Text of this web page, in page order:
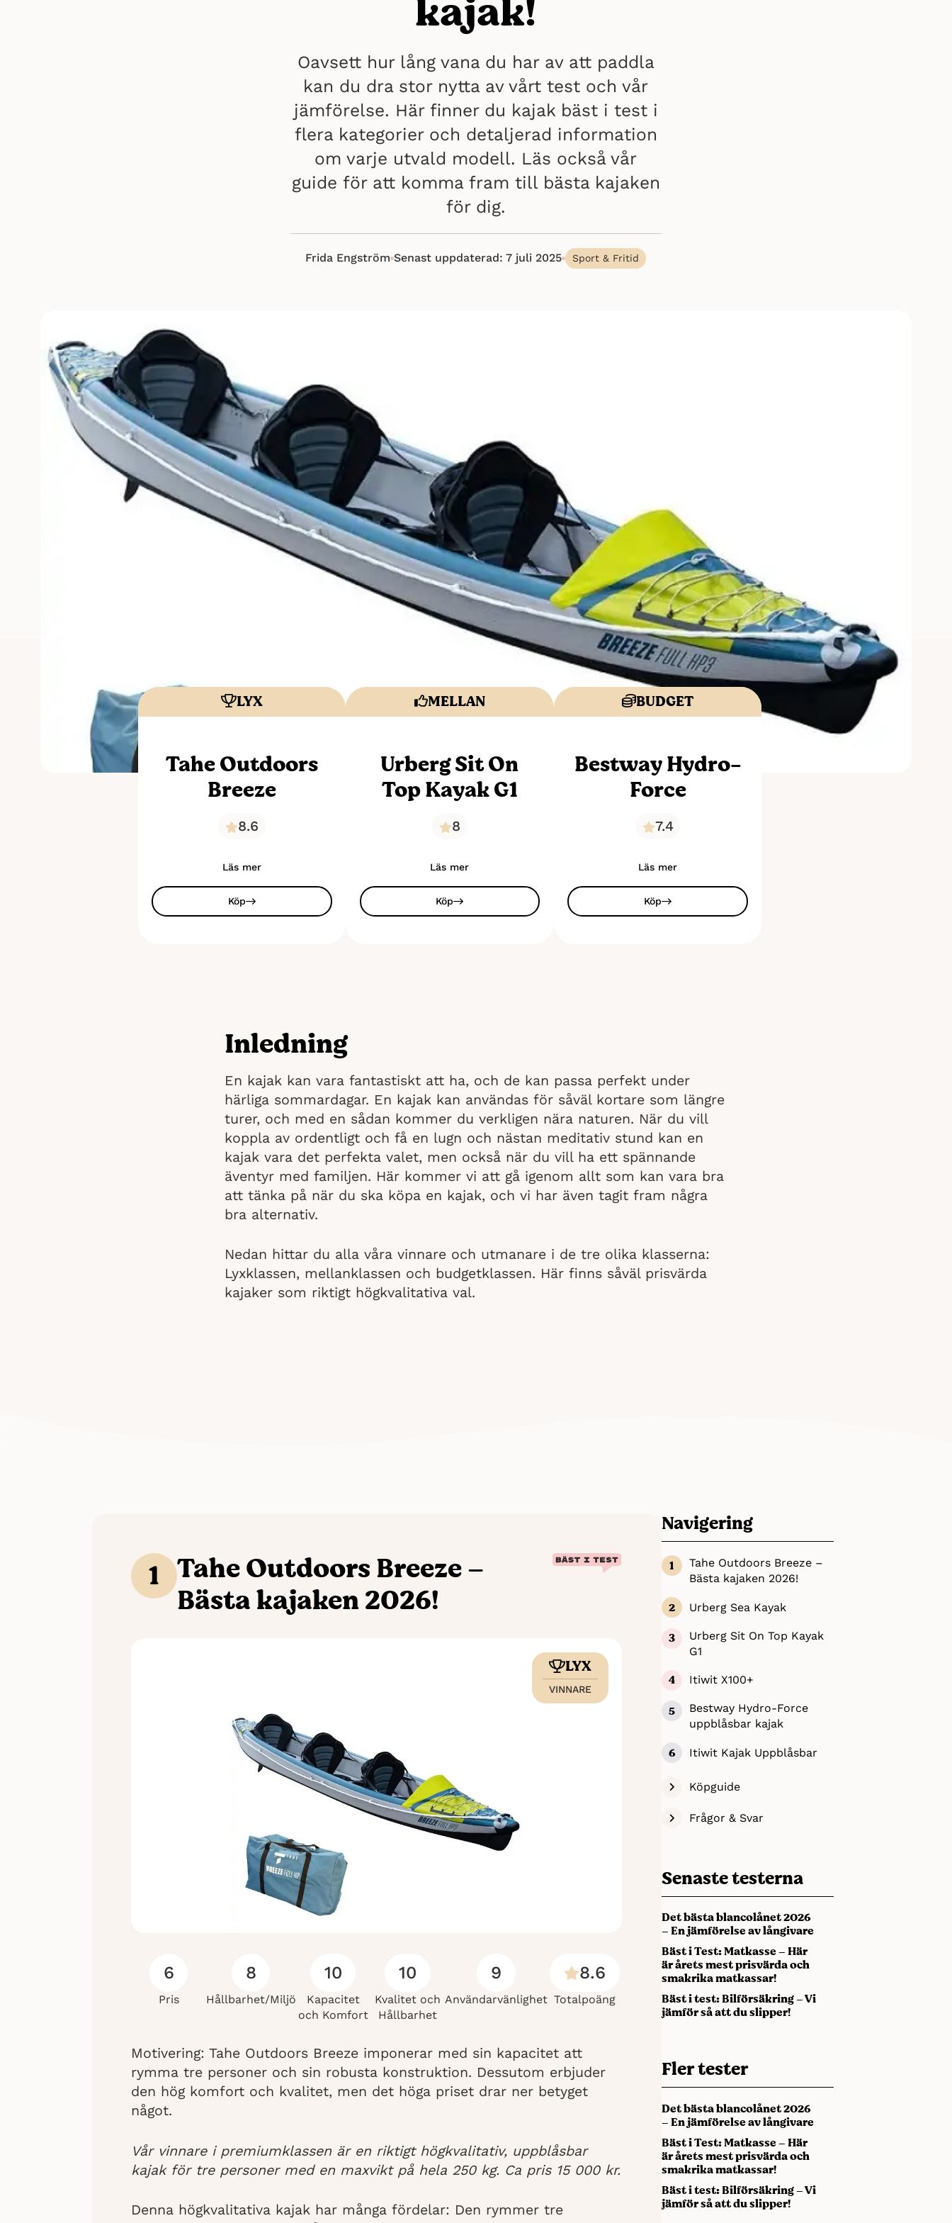
Oavsett hur lång vana du har av att paddla
kan du dra stor nytta av vårt test och vår
jämförelse. Här finner du kajak bäst i test i
flera kategorier och detaljerad information
om varje utvald modell. Läs också vår
guide för att komma fram till bästa kajaken
för dig.
Frida Engström Senast uppdaterad: 7 juli 2025 Sport & Fritid
LYX
Tahe Outdoors
Breeze
8.6
Läs mer
Köp
MELLAN
Urberg Sit On
Top Kayak G1
8
Läs mer
Köp
BUDGET
Bestway Hydro-
Force
7.4
Läs mer
Köp
Inledning
En kajak kan vara fantastiskt att ha, och de kan passa perfekt under
härliga sommardagar. En kajak kan användas för såväl kortare som längre
turer, och med en sådan kommer du verkligen nära naturen. När du vill
koppla av ordentligt och få en lugn och nästan meditativ stund kan en
kajak vara det perfekta valet, men också när du vill ha ett spännande
äventyr med familjen. Här kommer vi att gå igenom allt som kan vara bra
att tänka på när du ska köpa en kajak, och vi har även tagit fram några
bra alternativ.
Nedan hittar du alla våra vinnare och utmanare i de tre olika klasserna:
Lyxklassen, mellanklassen och budgetklassen. Här finns såväl prisvärda
kajaker som riktigt högkvalitativa val.
1 Tahe Outdoors Breeze –
Bästa kajaken 2026!
LYX
VINNARE
6
Pris
8
Hållbarhet/Miljö
10
Kapacitet
och Komfort
10
Kvalitet och
Hållbarhet
9
Användarvänlighet
8.6
Totalpoäng
Motivering: Tahe Outdoors Breeze imponerar med sin kapacitet att
rymma tre personer och sin robusta konstruktion. Dessutom erbjuder
den hög komfort och kvalitet, men det höga priset drar ner betyget
något.
Vår vinnare i premiumklassen är en riktigt högkvalitativ, uppblåsbar
kajak för tre personer med en maxvikt på hela 250 kg. Ca pris 15 000 kr.
Denna högkvalitativa kajak har många fördelar: Den rymmer tre
Navigering
Tahe Outdoors Breeze –
Bästa kajaken 2026!
Urberg Sea Kayak
Urberg Sit On Top Kayak
G1
Itiwit X100+
Bestway Hydro-Force
uppblåsbar kajak
Itiwit Kajak Uppblåsbar
Köpguide
Frågor & Svar
Senaste testerna
Det bästa blancolånet 2026
– En jämförelse av långivare
Bäst i Test: Matkasse – Här
är årets mest prisvärda och
smakrika matkassar!
Bäst i test: Bilförsäkring – Vi
jämför så att du slipper!
Fler tester
Det bästa blancolånet 2026
– En jämförelse av långivare
Bäst i Test: Matkasse – Här
är årets mest prisvärda och
smakrika matkassar!
Bäst i test: Bilförsäkring – Vi
jämför så att du slipper!